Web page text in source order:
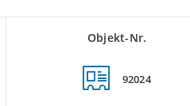
Objekt-Nr.
92024